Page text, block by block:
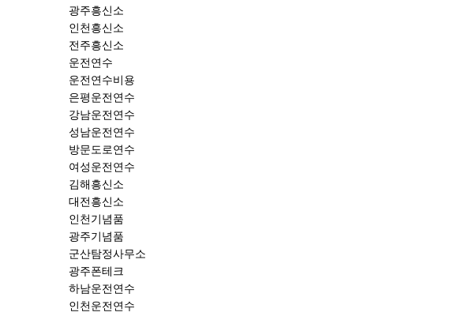
광주흥신소
인천흥신소
전주흥신소
운전연수
운전연수비용
은평운전연수
강남운전연수
성남운전연수
방문도로연수
여성운전연수
김해흥신소
대전흥신소
인천기념품
광주기념품
군산탐정사무소
광주폰테크
하남운전연수
인천운전연수